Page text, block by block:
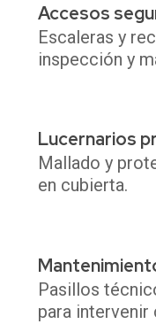
Accesos
Escaleras y
inspección y
Lucernarios
Mallado y
en cubierta.
Pasillos
para intervenir